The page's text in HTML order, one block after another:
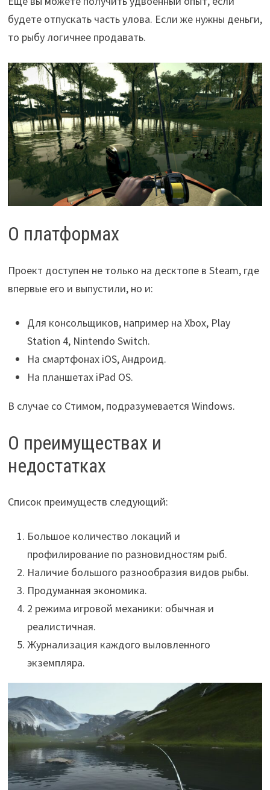
будете отпускать часть улова. Если же нужны деньги,
то рыбу логичнее продавать.
О платформах
Проект доступен не только на десктопе в Steam, где
впервые его и выпустили, но и:
Для консольщиков, например на Xbox, Play
Station 4, Nintendo Switch.
На смартфонах iOS, Андроид.
На планшетах iPad OS.
В случае со Стимом, подразумевается Windows.
О преимуществах и
недостатках
Список преимуществ следующий:
Большое количество локаций и
профилирование по разновидностям рыб.
Наличие большого разнообразия видов рыбы.
Продуманная экономика.
2 режима игровой механики: обычная и
реалистичная.
Журнализация каждого выловленного
экземпляра.